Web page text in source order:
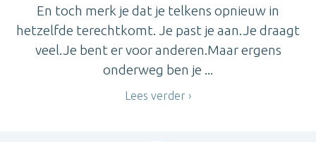
En toch merk je dat je telkens opnieuw in
hetzelfde terechtkomt. Je past je aan.Je draagt
veel.Je bent er voor anderen.Maar ergens
onderweg ben je ...
Lees verder